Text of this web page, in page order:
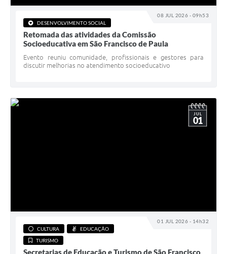
08 JUL 2026 - 09h53
DESENVOLVIMENTO SOCIAL
Retomada das atividades da Comissão
Socioeducativa em São Francisco de Paula
Evento reuniu comunidade, profissionais e gestores para
discutir melhorias no atendimento socioeducativo
01 JUL 2026 - 14h32
JUL
01
CULTURA
EDUCAÇÃO
TURISMO
Secretarias de Educação e Turismo de São Francisco